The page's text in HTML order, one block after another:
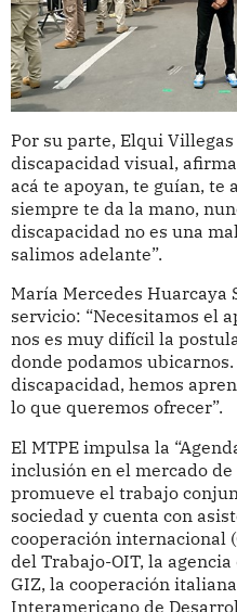
Por su parte, Elqui
discapacidad visual,
acá te apoyan, te guían, te
siempre te da la mano,
discapacidad no es una
salimos adelante”.
María Mercedes Huarcaya
servicio: “Necesitamos el
nos es muy difícil la
donde podamos
discapacidad, hemos
lo que queremos ofrecer”.
El MTPE impulsa la
inclusión en el mercado
promueve el trabajo
sociedad y cuenta con
cooperación internacional
del Trabajo-OIT, la
GIZ, la cooperación
Interamericano de